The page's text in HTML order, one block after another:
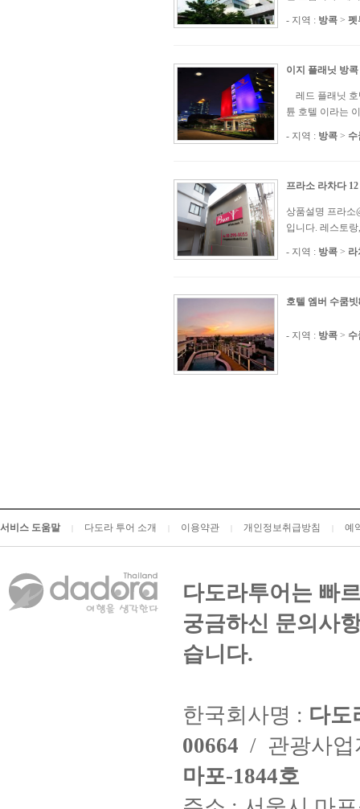
- 지역 : 방콕 > 펫
이지 플래닛 방
레드 플래닛 호
튠 호텔 이라는
- 지역 : 방콕 > 수
프라소 라차다 12
상품설명 프라소
입니다. 레스토
- 지역 : 방콕 > 라
호텔 엠버 수쿰빗
- 지역 : 방콕 > 수
서비스 도움말 다도라 투어 소개 이용약관 개인정보취급방침 예
다도라투어는 빠
궁금하신 문의사
습니다.
한국회사명 : 다도
00664 / 관광사
마포-1844호